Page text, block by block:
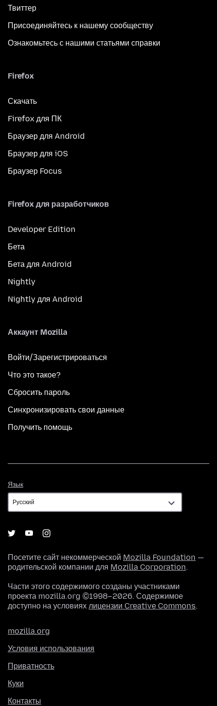
Твиттер
Присоединяйтесь к нашему сообществу
Ознакомьтесь с нашими статьями справки
Firefox
Скачать
Firefox для ПК
Браузер для Android
Браузер для iOS
Браузер Focus
Firefox для разработчиков
Developer Edition
Бета
Бета для Android
Nightly
Nightly для Android
Аккаунт Mozilla
Войти/Зарегистрироваться
Что это такое?
Сбросить пароль
Синхронизировать свои данные
Получить помощь
Язык
Посетите сайт некоммерческой Mozilla Foundation —
родительской компании для Mozilla Corporation.
Части этого содержимого созданы участниками
проекта mozilla.org ©1998–2026. Содержимое
доступно на условиях лицензии Creative Commons.
mozilla.org
Условия использования
Приватность
Куки
Контакты